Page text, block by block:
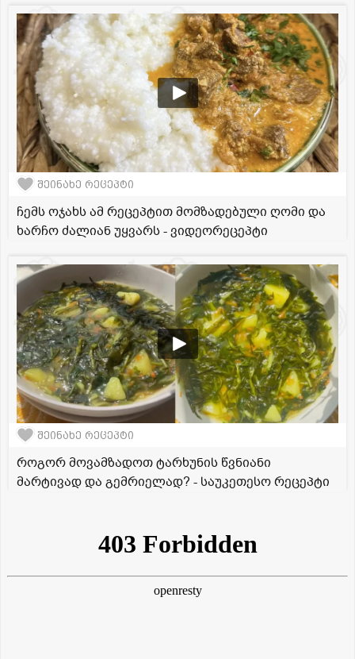
შეინახე რეცეპტი
ჩემს ოჯახს ამ რეცეპტით მომზადებული ღომი და
ხარჩო ძალიან უყვარს - ვიდეორეცეპტი
შეინახე რეცეპტი
როგორ მოვამზადოთ ტარხუნის წვნიანი
მარტივად და გემრიელად? - საუკეთესო რეცეპტი